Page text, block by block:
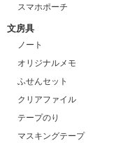
スマホポーチ
文房具
ノート
オリジナルメモ
ふせんセット
クリアファイル
テープのり
マスキングテープ